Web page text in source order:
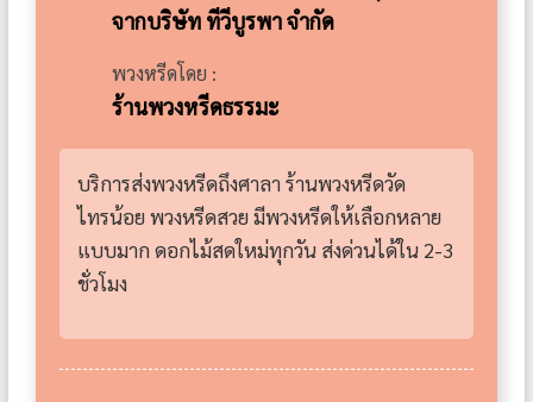
จากบริษัท ทีวีบูรพา จำกัด
พวงหรีดโดย :
ร้านพวงหรีดธรรมะ
บริการส่งพวงหรีดถึงศาลา ร้านพวงหรีดวัด
ไทรน้อย พวงหรีดสวย มีพวงหรีดให้เลือกหลาย
แบบมาก ดอกไม้สดใหม่ทุกวัน ส่งด่วนได้ใน 2-3
ชั่วโมง